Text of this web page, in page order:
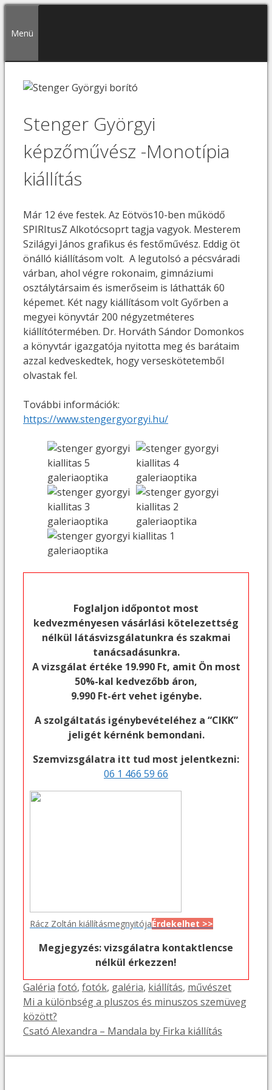
tartalomba
Menü
Stenger Györgyi
képzőművész -Monotípia
kiállítás
Már 12 éve festek. Az Eötvös10-ben működő
SPIRItusZ Alkotócsoprt tagja vagyok. Mesterem
Szilágyi János grafikus és festőművész. Eddig öt
önálló kiállításom volt. A legutolsó a pécsváradi
várban, ahol végre rokonaim, gimnáziumi
osztálytársaim és ismerőseim is láthatták 60
képemet. Két nagy kiállításom volt Győrben a
megyei könyvtár 200 négyzetméteres
kiállítótermében. Dr. Horváth Sándor Domonkos
a könyvtár igazgatója nyitotta meg és barátaim
azzal kedveskedtek, hogy verseskötetemből
olvastak fel.
További információk:
https://www.stengergyorgyi.hu/
Foglaljon időpontot most
kedvezményesen vásárlási kötelezettség
nélkül látásvizsgálatunkra és szakmai
tanácsadásunkra.
A vizsgálat értéke 19.990 Ft, amit Ön most
50%-kal kedvezőbb áron,
9.990 Ft-ért vehet igénybe.
A szolgáltatás igénybevételéhez a “CIKK”
jeligét kérnénk bemondani.
Szemvizsgálatra itt tud most jelentkezni:
06 1 466 59 66
Rácz Zoltán kiállításmegnyitójaÉrdekelhet >>
Megjegyzés: vizsgálatra kontaktlencse
nélkül érkezzen!
Kategória
Galéria Címkék
fotó, fotók, galéria, kiállítás, művészet
Mi a különbség a pluszos és minuszos szemüveg
között?
Csató Alexandra – Mandala by Firka kiállítás